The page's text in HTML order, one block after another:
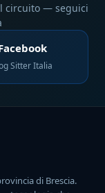
circuito — seguici
Sitter Italia
di Brescia.